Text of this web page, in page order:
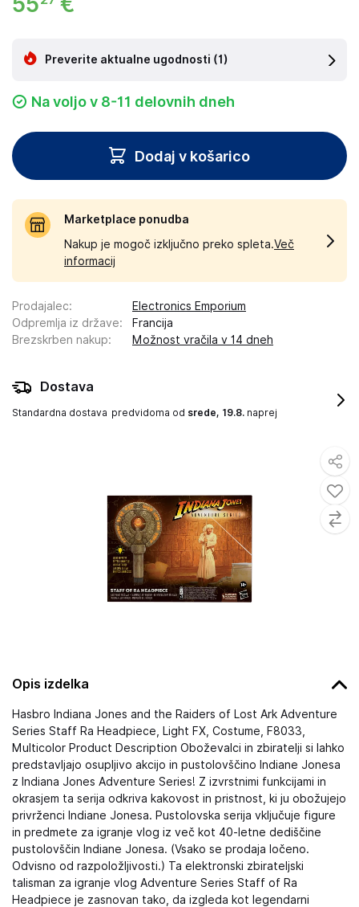
Opis izdelka
Hasbro Indiana Jones and the Raiders of Lost Ark Adventure
Series Staff Ra Headpiece, Light FX, Costume, F8033,
Multicolor Product Description Oboževalci in zbiratelji si lahko
predstavljajo osupljivo akcijo in pustolovščino Indiane Jonesa
z Indiana Jones Adventure Series! Z izvrstnimi funkcijami in
okrasjem ta serija odkriva kakovost in pristnost, ki ju obožujejo
privrženci Indiane Jonesa. Pustolovska serija vključuje figure
in predmete za igranje vlog iz več kot 40-letne dediščine
pustolovščin Indiane Jonesa. (Vsako se prodaja ločeno.
Odvisno od razpoložljivosti.) Ta elektronski zbirateljski
talisman za igranje vlog Adventure Series Staff of Ra
Headpiece je zasnovan tako, da izgleda kot legendarni
Preverite aktualne ugodnosti (1)
Na voljo v 8-11 delovnih dneh
Dodaj v košarico
Marketplace ponudba
Nakup je mogoč izključno preko spleta.Več
informacij
Prodajalec:
Electronics Emporium
Odpremlja iz države:
Francija
Brezskrben nakup: Možnost vračila v 14 dneh
Dostava
Standardna dostava predvidoma od srede, 19.8. naprej